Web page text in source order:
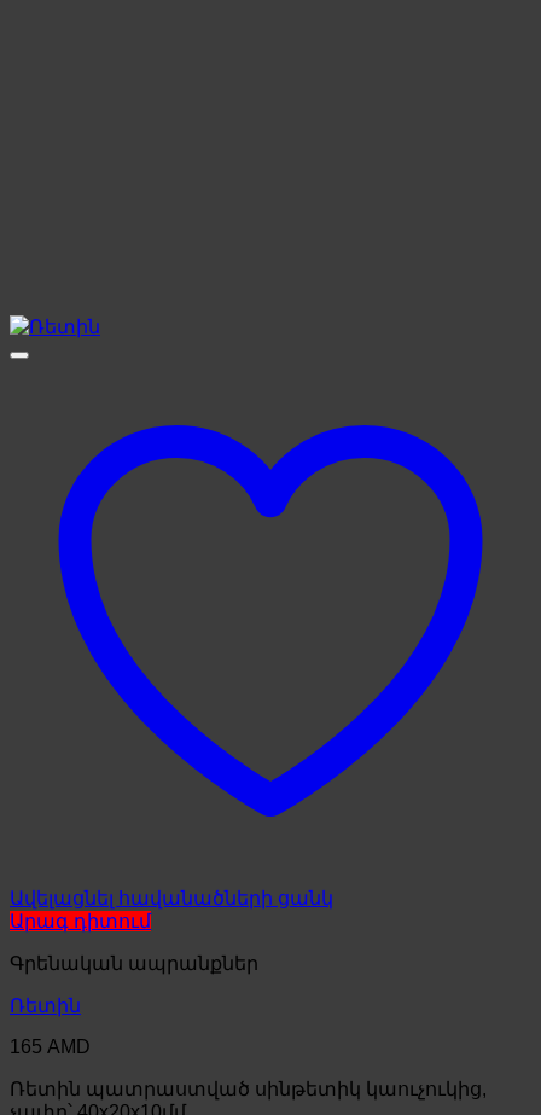
Ավելացնել հավանածների ցանկ
Արագ դիտում
Գրենական ապրանքներ
Ռետին
165 AMD
Ռետին պատրաստված սինթետիկ կաուչուկից,